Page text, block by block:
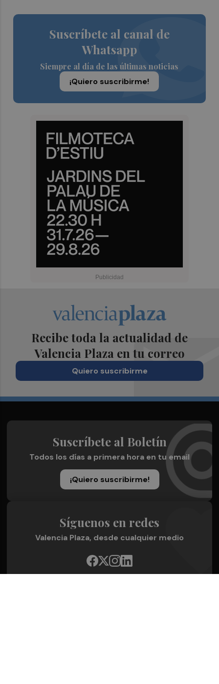
Suscríbete al canal de
Whatsapp
Siempre al día de las últimas noticias
¡Quiero suscribirme!
Recibe toda la actualidad de
Valencia Plaza en tu correo
Quiero suscribirme
Suscríbete al Boletín
Todos los días a primera hora en tu email
¡Quiero suscribirme!
Síguenos en redes
Valencia Plaza, desde cualquier medio